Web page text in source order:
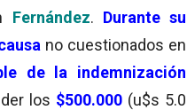
Fernández. Durante su
no cuestionados en
de la indemnización
los $500.000 (u$s 5.0